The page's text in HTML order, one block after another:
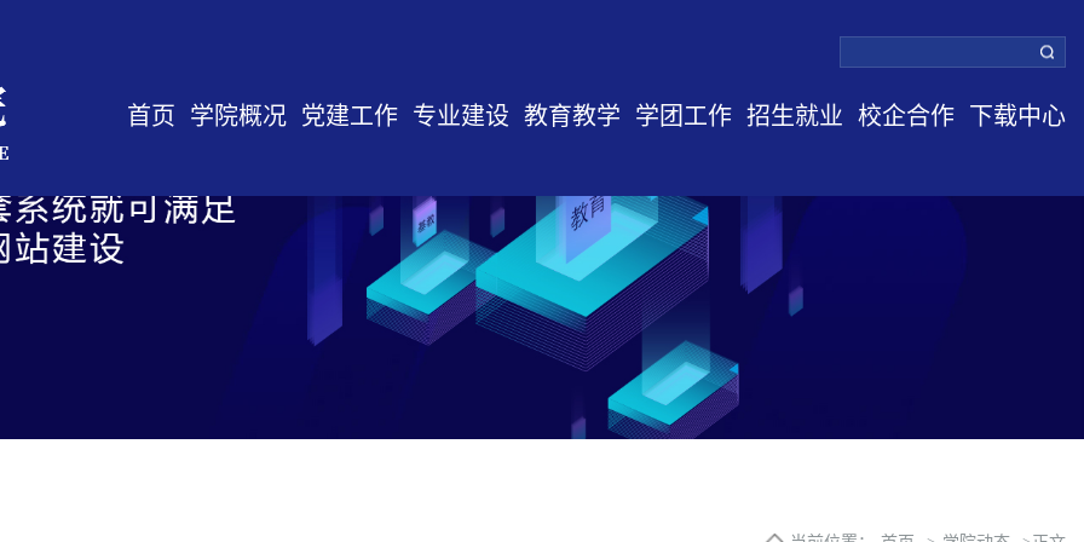
首页 学院概况 党建工作 专业建设 教育教学 学团工作 招生就业 校企合作 下载中心